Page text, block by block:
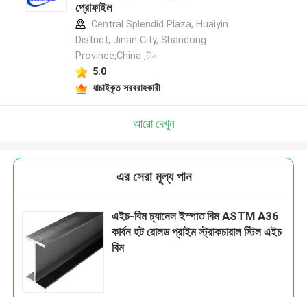
প্রোফাইল
Central Splendid Plaza, Huaiyin
District, Jinan City, Shandong
Province,China ,চীন
5.0
যাচাইকৃত সরবরাহকারী
আরো দেখুন
এর সেরা মূল্য পান
এইচ-বিম চ্যানেল ইস্পাত বিম ASTM A36
কার্বন হট রোলড প্রাইম স্ট্রাকচারাল স্টিল এইচ
বিম